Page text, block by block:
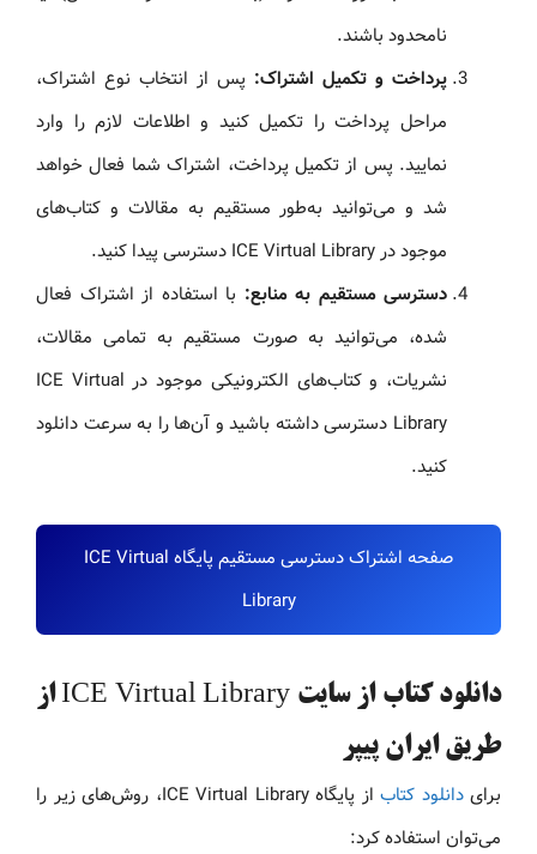
نامحدود باشند.
پرداخت و تکمیل اشتراک: پس از انتخاب نوع اشتراک،
مراحل پرداخت را تکمیل کنید و اطلاعات لازم را وارد
نمایید. پس از تکمیل پرداخت، اشتراک شما فعال خواهد
شد و می‌توانید به‌طور مستقیم به مقالات و کتاب‌های
موجود در ICE Virtual Library دسترسی پیدا کنید.
دسترسی مستقیم به منابع: با استفاده از اشتراک فعال
شده، می‌توانید به صورت مستقیم به تمامی مقالات،
نشریات، و کتاب‌های الکترونیکی موجود در ICE Virtual
Library دسترسی داشته باشید و آن‌ها را به سرعت دانلود
کنید.
صفحه اشتراک دسترسی مستقیم پایگاه ICE Virtual
Library
دانلود کتاب از سایت ICE Virtual Library از
طریق ایران پیپر
برایدانلود کتاب
از پایگاه ICE Virtual Library، روش‌های زیر را
می‌توان استفاده کرد: